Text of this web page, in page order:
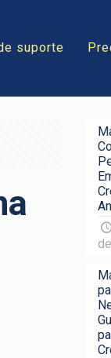
suporte